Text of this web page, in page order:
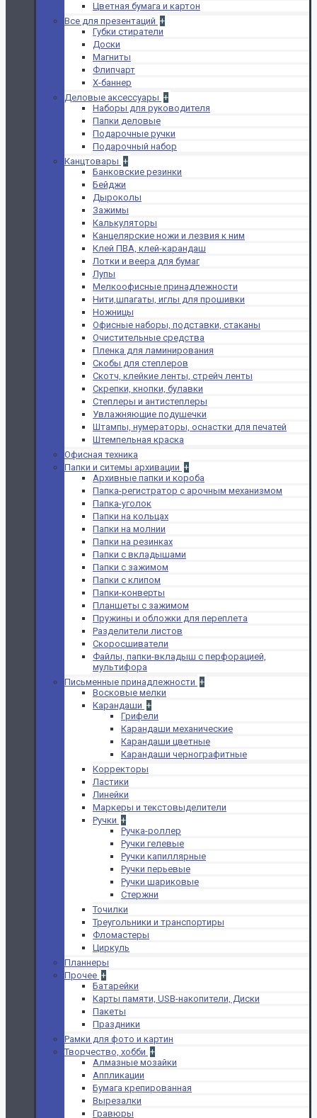
Цветная бумага и картон
Все для презентаций +
Губки стиратели
Доски
Магниты
Флипчарт
Х-баннер
Деловые аксессуары +
Наборы для руководителя
Папки деловые
Подарочные ручки
Подарочный набор
Канцтовары +
Банковские резинки
Бейджи
Дыроколы
Зажимы
Калькуляторы
Канцелярские ножи и лезвия к ним
Клей ПВА, клей-карандаш
Лотки и веера для бумаг
Лупы
Мелкоофисные принадлежности
Нити,шпагаты, иглы для прошивки
Ножницы
Офисные наборы, подставки, стаканы
Очистительные средства
Пленка для ламинирования
Скобы для степлеров
Скотч, клейкие ленты, стрейч ленты
Скрепки, кнопки, булавки
Степлеры и антистеплеры
Увлажняющие подушечки
Штампы, нумераторы, оснастки для печатей
Штемпельная краска
Офисная техника
Папки и ситемы архивации +
Архивные папки и короба
Папка-регистратор с арочным механизмом
Папка-уголок
Папки на кольцах
Папки на молнии
Папки на резинках
Папки с вкладышами
Папки с зажимом
Папки с клипом
Папки-конверты
Планшеты с зажимом
Пружины и обложки для переплета
Разделители листов
Скоросшиватели
Файлы, папки-вкладыш с перфорацией,
мультифора
Письменные принадлежности +
Восковые мелки
Карандаши +
Грифели
Карандаши механические
Карандаши цветные
Карандаши чернографитные
Корректоры
Ластики
Линейки
Маркеры и текстовыделители
Ручки +
Ручка-роллер
Ручки гелевые
Ручки капиллярные
Ручки перьевые
Ручки шариковые
Стержни
Точилки
Треугольники и транспортиры
Фломастеры
Циркуль
Планнеры
Прочее +
Батарейки
Карты памяти, USB-накопители, Диски
Пакеты
Праздники
Рамки для фото и картин
Творчество, хобби +
Алмазные мозайки
Аппликации
Бумага крепированная
Вырезалки
Гравюры